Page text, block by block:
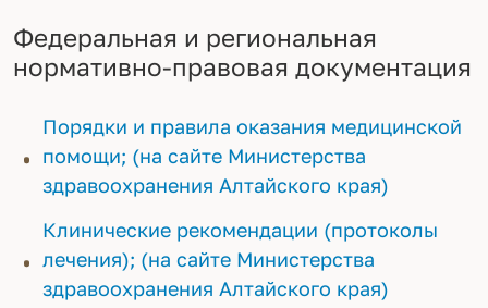
Федеральная и региональная
нормативно-правовая документация
Порядки и правила оказания медицинской
помощи; (на сайте Министерства
здравоохранения Алтайского края)
Клинические рекомендации (протоколы
лечения); (на сайте Министерства
здравоохранения Алтайского края)